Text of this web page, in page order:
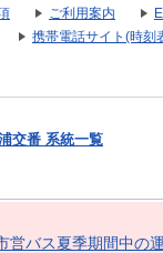
ご利用案内
携帯電話サイト(時刻
交番 系統一覧
営バス夏季期間中の運